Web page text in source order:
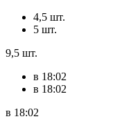
4,5 шт.
5 шт.
9,5 шт.
в 18:02
в 18:02
в 18:02